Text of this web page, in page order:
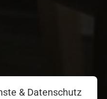
& Datenschutz